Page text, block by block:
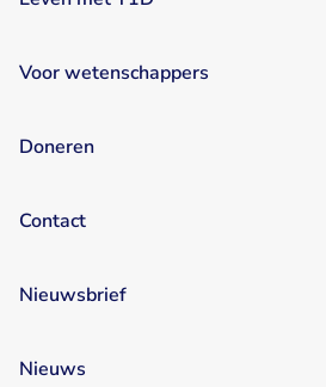
Voor wetenschappers
Doneren
Contact
Nieuwsbrief
Nieuws